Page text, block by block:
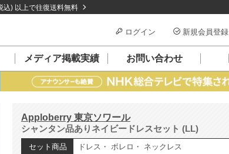
込) 以上で往復送料無料
ログイン 新規会員登録
メディア掲載実績 お問い合わせ
Apploberry 東京ソワール
シャンタン品ありネイビードレスセット (LL)
セット商品 ドレス・ ボレロ・ ネックレス